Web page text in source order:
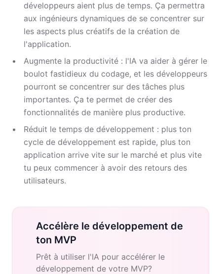
développeurs aient plus de temps. Ça permettra
aux ingénieurs dynamiques de se concentrer sur
les aspects plus créatifs de la création de
l'application.
Augmente la productivité : l'IA va aider à gérer le
boulot fastidieux du codage, et les développeurs
pourront se concentrer sur des tâches plus
importantes. Ça te permet de créer des
fonctionnalités de manière plus productive.
Réduit le temps de développement : plus ton
cycle de développement est rapide, plus ton
application arrive vite sur le marché et plus vite
tu peux commencer à avoir des retours des
utilisateurs.
Accélère le développement de
ton MVP
Prêt à utiliser l'IA pour accélérer le
développement de votre MVP?